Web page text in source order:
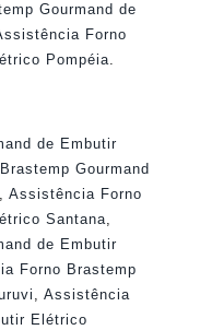
Gourmand de
Forno
Pompéia.
de Embutir
Gourmand
Assistência Forno
Santana
de Embutir
Forno Brastemp
Assistência
Elétrico